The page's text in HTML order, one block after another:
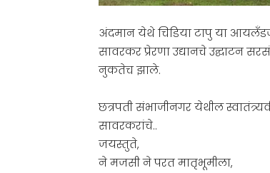
अंदमान येथे चिडिया टापु या
सावरकर प्रेरणा उद्यानचे उद्घाटन
नुकतेच झाले.
छत्रपती संभाजीनगर येथील
सावरकरांचे..
जयस्तुते,
ने मजसी ने परत मातृभूमीला,